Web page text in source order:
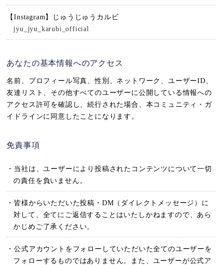
【Instagram】じゅうじゅうカルビ
jyu_jyu_karubi_official
あなたの基本情報へのアクセス
名前、プロフィール写真、性別、ネットワーク、ユーザーID、
友達リスト、その他すべてのユーザーに公開している情報への
アクセス許可を確認し、続行された場合、本コミュニティ・ガ
イドラインに同意したことになります。
免責事項
・当社は、ユーザーにより投稿されたコンテンツについて一切
の責任を負いません。
・皆様からいただいた投稿・DM（ダイレクトメッセージ）に
対して、全てにご返信することはいたしかねますので、あら
かじめご了承ください。
・公式アカウントをフォローしていただいた全てのユーザーを
フォローするものではありません。また、ユーザーが公式ア